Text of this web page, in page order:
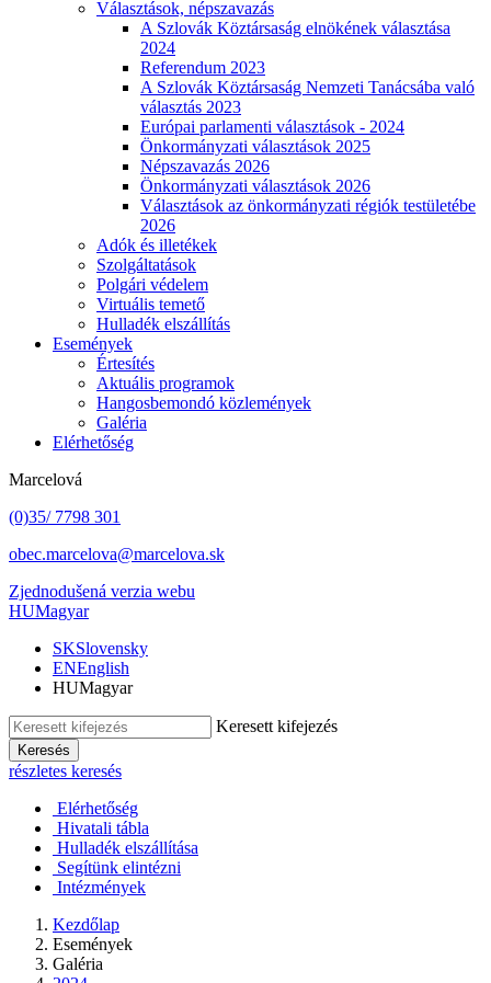
Választások, népszavazás
A Szlovák Köztársaság elnökének választása
2024
Referendum 2023
A Szlovák Köztársaság Nemzeti Tanácsába való
választás 2023
Európai parlamenti választások - 2024
Önkormányzati választások 2025
Népszavazás 2026
Önkormányzati választások 2026
Választások az önkormányzati régiók testületébe
2026
Adók és illetékek
Szolgáltatások
Polgári védelem
Virtuális temető
Hulladék elszállítás
Események
Értesítés
Aktuális programok
Hangosbemondó közlemények
Galéria
Elérhetőség
Marcelová
(0)35/ 7798 301
obec.marcelova@marcelova.sk
Zjednodušená verzia webu
HUMagyar
SKSlovensky
ENEnglish
HUMagyar
Keresett kifejezés
Keresés
részletes keresés
Elérhetőség
Hivatali tábla
Hulladék elszállítása
Segítünk elintézni
Intézmények
Kezdőlap
Események
Galéria